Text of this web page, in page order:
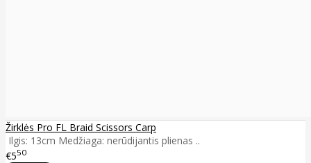
Žirklės Pro FL Braid Scissors Carp
Ilgis: 13cm Medžiaga: nerūdijantis plienas ..
€550